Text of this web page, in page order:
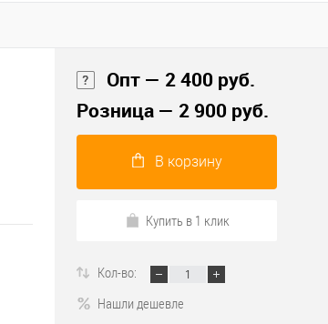
Опт — 2 400 руб.
Розница — 2 900 руб.
В корзину
Купить в 1 клик
Кол-во:
Нашли дешевле